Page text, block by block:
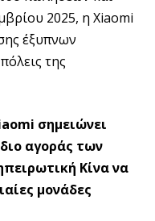
2025, η Xiaomi
έξυπνων
της
σημειώνει
αγοράς των
Κίνα να
μονάδες